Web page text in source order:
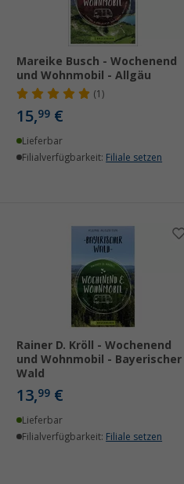
Mareike Busch - Wochenend
und Wohnmobil - Allgäu
(1)
15,99€
Lieferbar
Filialverfügbarkeit: Filiale setzen
Rainer D. Kröll - Wochenend
und Wohnmobil - Bayerischer
Wald
13,99€
Lieferbar
Filialverfügbarkeit: Filiale setzen